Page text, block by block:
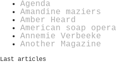
Agenda
Amandine maziers
Amber Heard
American soap opera
Annemie Verbeeke
Another Magazine
Last articles